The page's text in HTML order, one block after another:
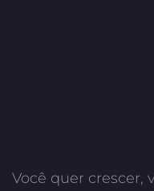
Você quer crescer,